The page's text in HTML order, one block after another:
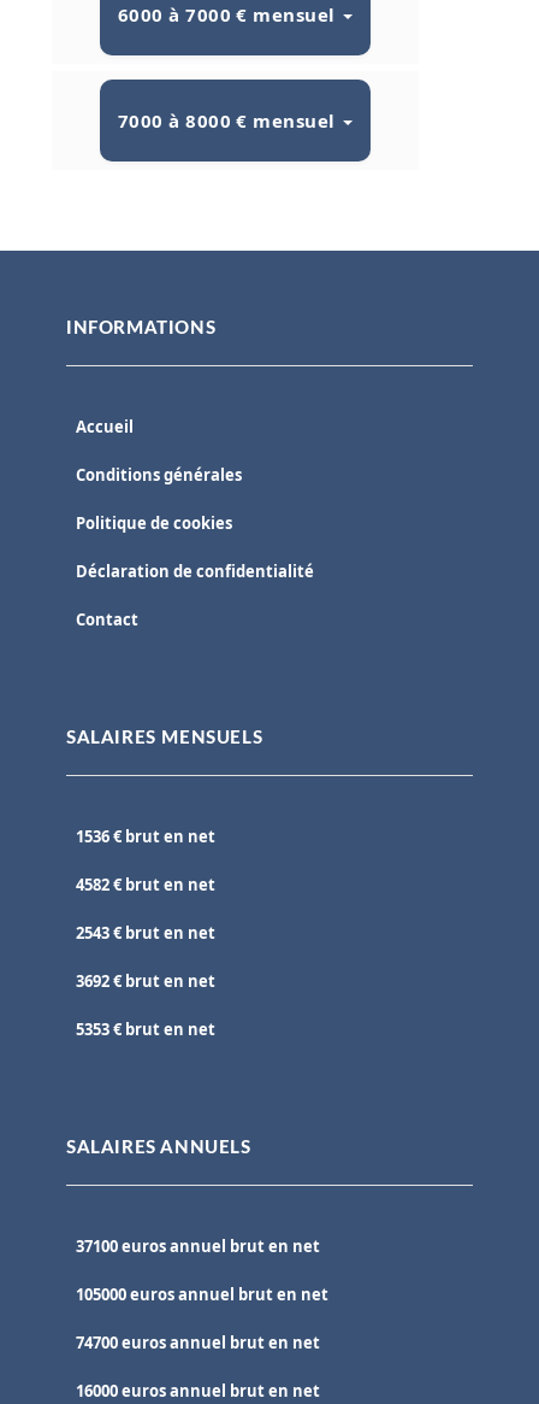
6000 à 7000 € mensuel
7000 à 8000 € mensuel
INFORMATIONS
Accueil
Conditions générales
Politique de cookies
Déclaration de confidentialité
Contact
SALAIRES MENSUELS
1536 € brut en net
4582 € brut en net
2543 € brut en net
3692 € brut en net
5353 € brut en net
SALAIRES ANNUELS
37100 euros annuel brut en net
105000 euros annuel brut en net
74700 euros annuel brut en net
16000 euros annuel brut en net